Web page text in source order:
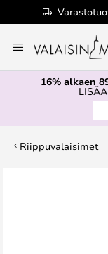
to
Content
16% alkaen
Riippuvalaisimet